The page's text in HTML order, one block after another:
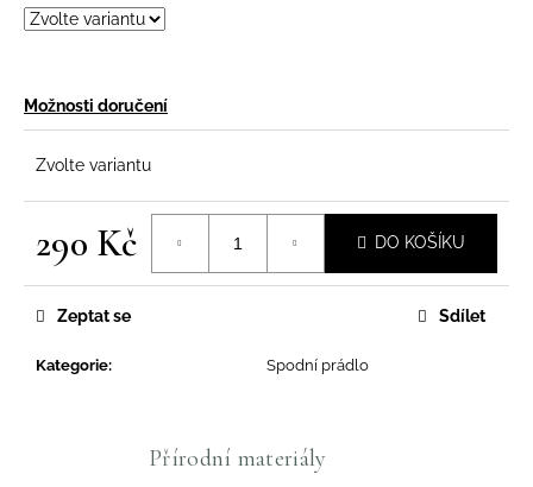
Možnosti doručení
Zvolte variantu
290 Kč
Měrná
DO KOŠÍKU
Kategorie: Spodní prádlo
Zeptat se Sdílet
Přírodní materiály